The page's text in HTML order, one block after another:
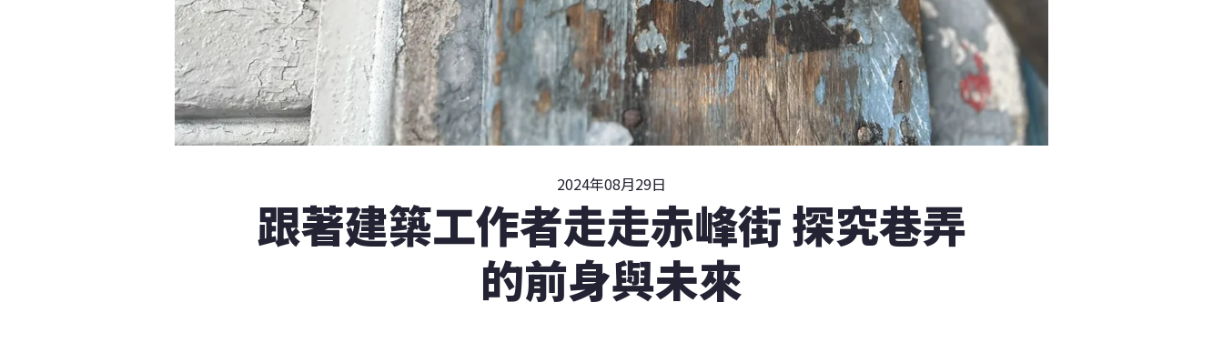
2024年08月29日
跟著建築工作者走走赤峰街 探究巷弄
的前身與未來